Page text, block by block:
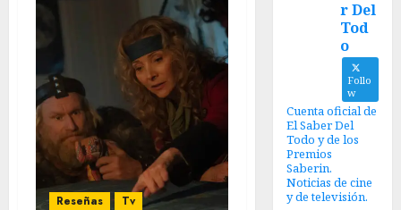
Reseñas Tv
r Del
Tod
o
Follo
w
Cuenta oficial de
El Saber Del
Todo y de los
Premios
Saberin.
Noticias de cine
y de televisión.